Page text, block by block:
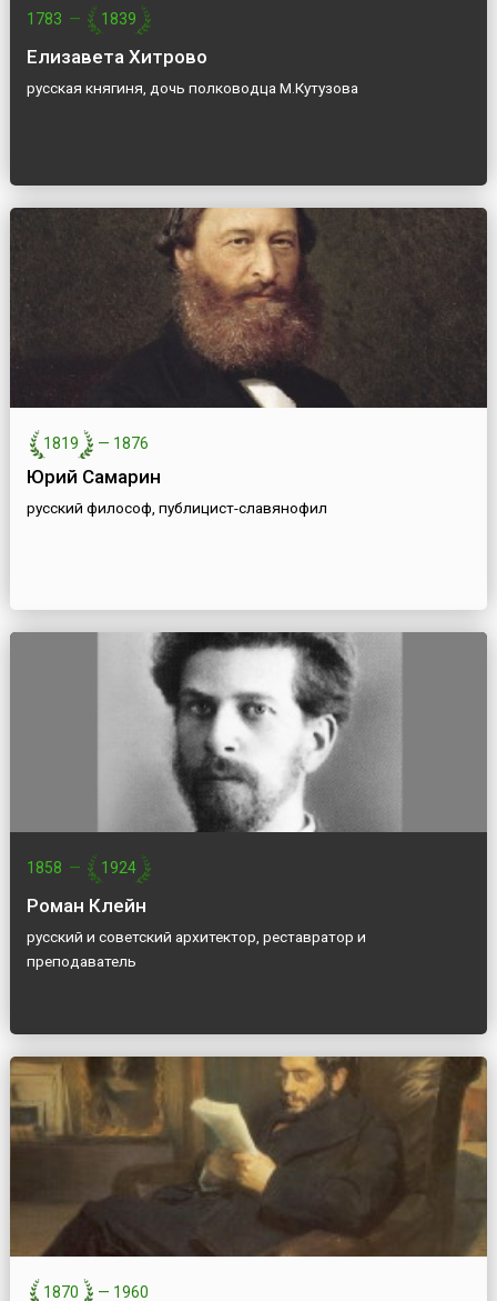
1783 — 1839
Елизавета Хитрово
русская княгиня, дочь полководца М.Кутузова
1819 — 1876
Юрий Самарин
русский философ, публицист-славянофил
1858 — 1924
Роман Клейн
русский и советский архитектор, реставратор и
преподаватель
1870 — 1960